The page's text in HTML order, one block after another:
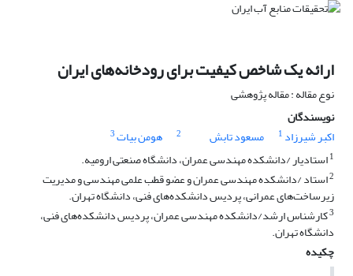
ارائه یک شاخص کیفیت برای رودخانه‌های ایران
نوع مقاله : مقاله پژوهشی
نویسندگان
اکبر شیرزاد 1 مسعود تابش 2 هومن بیات3
1استادیار /دانشکده مهندسی عمران، دانشگاه صنعتی ارومیه.
2استاد /دانشکده مهندسی عمران و عضو قطب علمی مهندسی و مدیریت
زیرساخت‌های عمرانی، پردیس دانشکده‌های فنی، دانشگاه تهران.
3کارشناس ارشد/دانشکده مهندسی عمران، پردیس دانشکده‌های فنی،
دانشگاه تهران.
چکیده